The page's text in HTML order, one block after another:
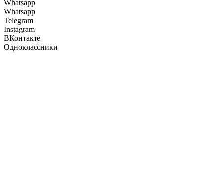
Whatsapp
Whatsapp
Telegram
Instagram
ВКонтакте
Одноклассники